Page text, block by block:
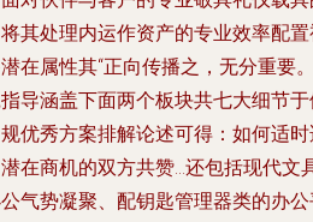
其处理内运作资产的专业效率配
在属性其“正向传播之，无分重要
导涵盖下面两个板块共七大细节
优秀方案排解论述可得：如何适
在商机的双方共赞...还包括现代文
气势凝聚、配钥匙管理器类的办